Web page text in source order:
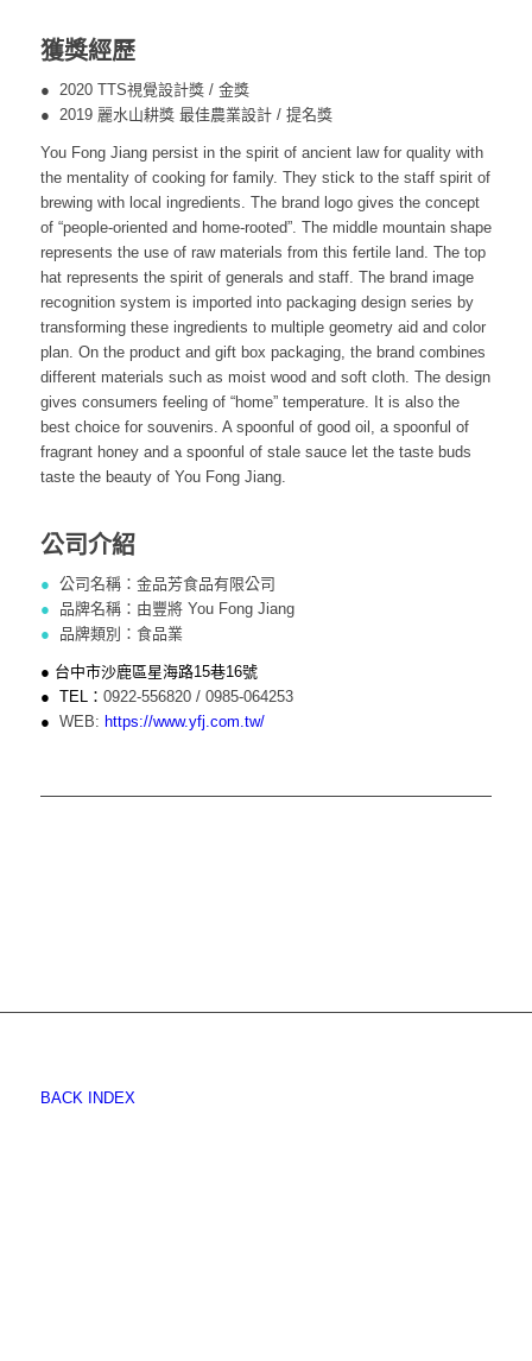
獲獎經歷
● 2020 TTS視覺設計獎 / 金獎
● 2019 麗水山耕獎 最佳農業設計 / 提名獎
You Fong Jiang persist in the spirit of ancient law for quality with
the mentality of cooking for family. They stick to the staff spirit of
brewing with local ingredients. The brand logo gives the concept
of “people-oriented and home-rooted”. The middle mountain shape
represents the use of raw materials from this fertile land. The top
hat represents the spirit of generals and staff. The brand image
recognition system is imported into packaging design series by
transforming these ingredients to multiple geometry aid and color
plan. On the product and gift box packaging, the brand combines
different materials such as moist wood and soft cloth. The design
gives consumers feeling of “home” temperature. It is also the
best choice for souvenirs. A spoonful of good oil, a spoonful of
fragrant honey and a spoonful of stale sauce let the taste buds
taste the beauty of You Fong Jiang.
公司介紹
● 公司名稱：金品芳食品有限公司
● 品牌名稱：由豐將 You Fong Jiang
● 品牌類別：食品業
● 台中市沙鹿區星海路15巷16號
● TEL： 0922-556820 / 0985-064253
● WEB: https://www.yfj.com.tw/
BACK INDEX